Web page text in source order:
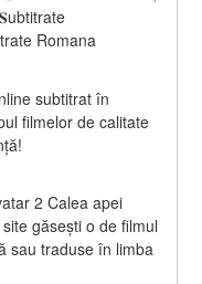
Romana
subtitrat în
filmelor de calitate
2 Calea apei
găsești o de filmul
sau traduse în limba